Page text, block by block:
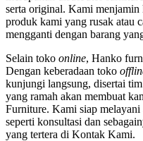
serta original. Kami
produk kami yang rusak atau
mengganti dengan barang
Selain toko online, Hanko
Dengan keberadaan toko
kunjungi langsung, disertai tim
yang ramah akan membuat
Furniture. Kami siap melayani
seperti konsultasi dan
yang tertera di Kontak Kami.